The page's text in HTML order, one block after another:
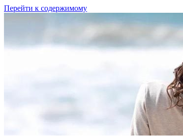
Перейти к содержимому